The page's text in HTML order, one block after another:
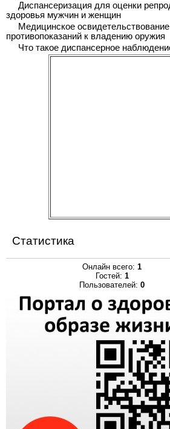
Диспансеризация для оценки
здоровья мужчин и женщин
Медицинское освидетельствование
противопоказаний к владению оружия
Что такое диспансерное
Статистика
Онлайн всего: 1
Гостей: 1
Пользователей: 0